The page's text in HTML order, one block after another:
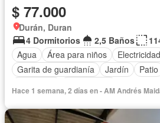
$ 77.000
Durán, Duran
4 Dormitorios
2,5 Baños
Agua
Área para niños
Electricidad
Garita de guardianía
Jardín Patio
Hace 1 semana, 2 días en - AM Andrés